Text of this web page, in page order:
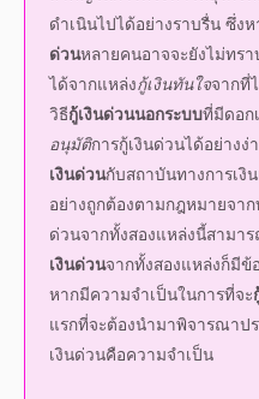
ได้จากแหล่งกู้เงินทันใจจากที่
วิธีกู้เงินด่วนนอกระบบที่มีดอก
อนุมัติการกู้เงินด่วนได้อย่างง่
เงินด่วนกับสถาบันทางการเงิ
อย่างถูกต้องตามกฎหมายจา
ด่วนจากทั้งสองแหล่งนี้สามาร
เงินด่วนจากทั้งสองแหล่งก็มีข้
หากมีความจำเป็นในการที่จะ
แรกที่จะต้องนำมาพิจารณาป
เงินด่วนคือความจำเป็น